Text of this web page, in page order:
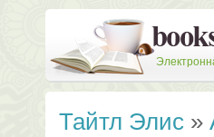
Тайтл Элис »